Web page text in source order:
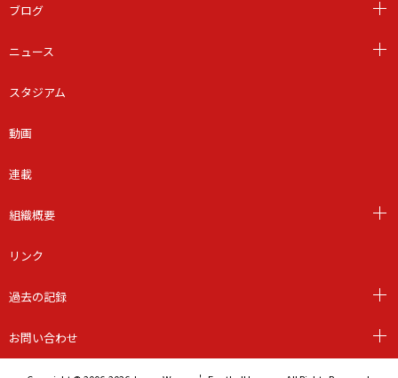
ブログ
ニュース
スタジアム
動画
連載
組織概要
リンク
過去の記録
お問い合わせ